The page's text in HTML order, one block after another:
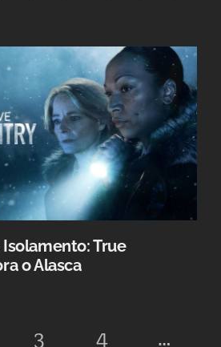
True
o Alasca
3 4 …